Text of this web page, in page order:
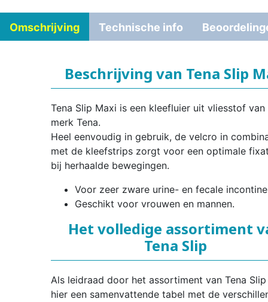
Omschrijving Technische info
Beschrijving van Tena Slip
Tena Slip Maxi is een kleefluier uit vliesstof van
merk Tena.
Heel eenvoudig in gebruik, de velcro in
met de kleefstrips zorgt voor een optimale
bij herhaalde bewegingen.
Voor zeer zware urine- en fecale
Geschikt voor vrouwen en mannen.
Het volledige assortiment
Tena Slip
Als leidraad door het assortiment van Tena
hier een samenvattende tabel met de